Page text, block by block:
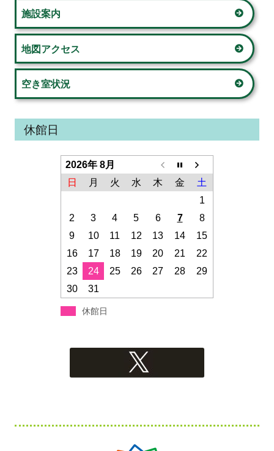
ー
施設案内
地図アクセス
空き室状況
休館日
2026年 8月
日
月 火 水 木 金
土
1
2
3 4 5 6 7
8
9
10 11 12 13 14
15
16
17 18 19 20 21
22
23
24 25 26 27 28
29
30
31
休館日